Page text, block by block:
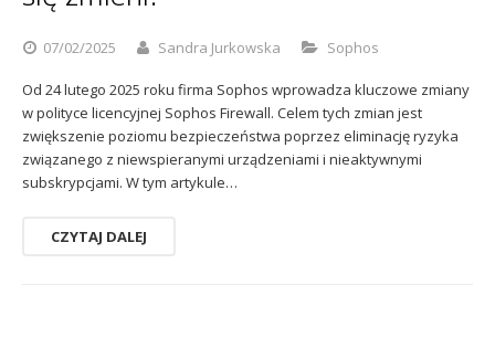
07/02/2025 Sandra Jurkowska Sophos
Od 24 lutego 2025 roku firma Sophos wprowadza kluczowe zmiany
w polityce licencyjnej Sophos Firewall. Celem tych zmian jest
zwiększenie poziomu bezpieczeństwa poprzez eliminację ryzyka
związanego z niewspieranymi urządzeniami i nieaktywnymi
subskrypcjami. W tym artykule…
CZYTAJ DALEJ